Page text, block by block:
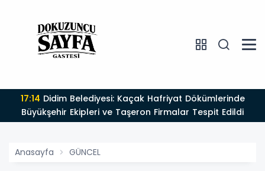
17:14
Büyükşehir Ekipleri ve Taşeron Firmalar Tespit Edildi
Anasayfa GÜNCEL